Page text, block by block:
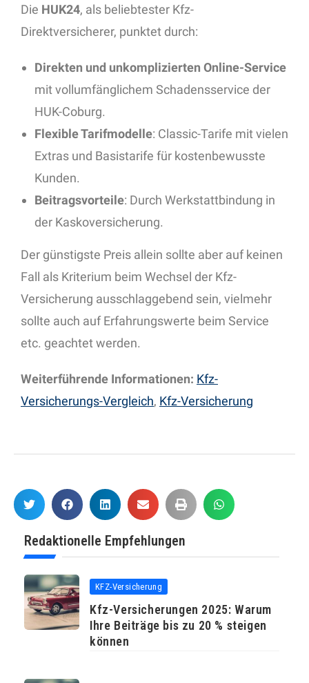
Die HUK24, als beliebtester Kfz-
Direktversicherer, punktet durch:
Direkten und unkomplizierten Online-Service
mit vollumfänglichem Schadensservice der
HUK-Coburg.
Flexible Tarifmodelle: Classic-Tarife mit vielen
Extras und Basistarife für kostenbewusste
Kunden.
Beitragsvorteile: Durch Werkstattbindung in
der Kaskoversicherung.
Der günstigste Preis allein sollte aber auf keinen
Fall als Kriterium beim Wechsel der Kfz-
Versicherung ausschlaggebend sein, vielmehr
sollte auch auf Erfahrungswerte beim Service
etc. geachtet werden.
Weiterführende Informationen: Kfz-
Versicherungs-Vergleich, Kfz-Versicherung
Redaktionelle Empfehlungen
KFZ-Versicherung
Kfz-Versicherungen 2025: Warum
Ihre Beiträge bis zu 20 % steigen
können